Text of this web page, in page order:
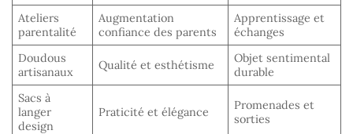
Ateliers
parentalité
Augmentation
confiance des parents
Apprentissage et
échanges
Doudous
artisanaux
Qualité et esthétisme
Objet sentimental
durable
Sacs à
langer
design
Praticité et élégance
Promenades et
sorties